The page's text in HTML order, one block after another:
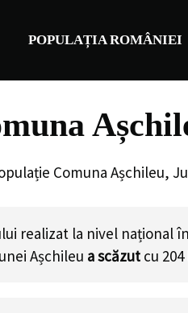
POPULAȚIA ROMÂNIEI
Comuna Așchileu,
realizat la nivel național
Așchileu a scăzut cu 204